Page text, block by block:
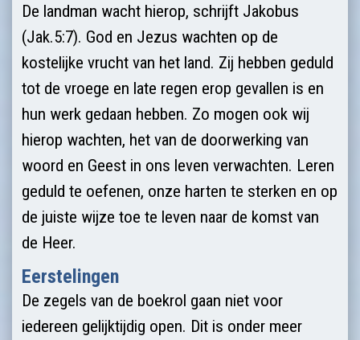
De landman wacht hierop, schrijft Jakobus
(Jak.5:7). God en Jezus wachten op de
kostelijke vrucht van het land. Zij hebben geduld
tot de vroege en late regen erop gevallen is en
hun werk gedaan hebben. Zo mogen ook wij
hierop wachten, het van de doorwerking van
woord en Geest in ons leven verwachten. Leren
geduld te oefenen, onze harten te sterken en op
de juiste wijze toe te leven naar de komst van
de Heer.
Eerstelingen
De zegels van de boekrol gaan niet voor
iedereen gelijktijdig open. Dit is onder meer